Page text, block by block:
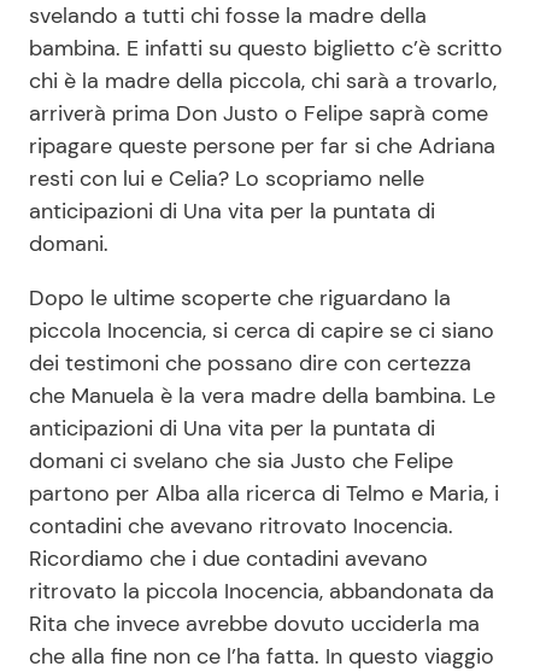
Contattaci
Pubblicità
Privacy Policy
svelando a tutti chi fosse la madre della
bambina. E infatti su questo biglietto c’è scritto
chi è la madre della piccola, chi sarà a trovarlo,
arriverà prima Don Justo o Felipe saprà come
ripagare queste persone per far si che Adriana
resti con lui e Celia? Lo scopriamo nelle
anticipazioni di Una vita per la puntata di
domani.
Dopo le ultime scoperte che riguardano la
piccola Inocencia, si cerca di capire se ci siano
dei testimoni che possano dire con certezza
che Manuela è la vera madre della bambina. Le
anticipazioni di Una vita per la puntata di
domani ci svelano che sia Justo che Felipe
partono per Alba alla ricerca di Telmo e Maria, i
contadini che avevano ritrovato Inocencia.
Ricordiamo che i due contadini avevano
ritrovato la piccola Inocencia, abbandonata da
Rita che invece avrebbe dovuto ucciderla ma
che alla fine non ce l’ha fatta. In questo viaggio